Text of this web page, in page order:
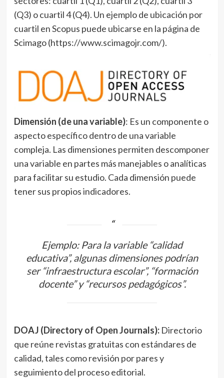
(Q3) o cuartil 4 (Q4). Un ejemplo de ubicación por
cuartil en Scopus puede ubicarse en la página de
Scimago (https://www.scimagojr.com/).
Dimensión (de una variable): Es un componente o
aspecto específico dentro de una variable
compleja. Las dimensiones permiten descomponer
una variable en partes más manejables o analíticas
para facilitar su estudio. Cada dimensión puede
tener sus propios indicadores.
Ejemplo: Para la variable “calidad
educativa”, algunas dimensiones podrían
ser “infraestructura escolar”, “formación
docente” y “recursos pedagógicos”.
DOAJ (Directory of Open Journals):Directorio
que reúne revistas gratuitas con estándares de
calidad, tales como revisión por pares y
seguimiento del proceso editorial.